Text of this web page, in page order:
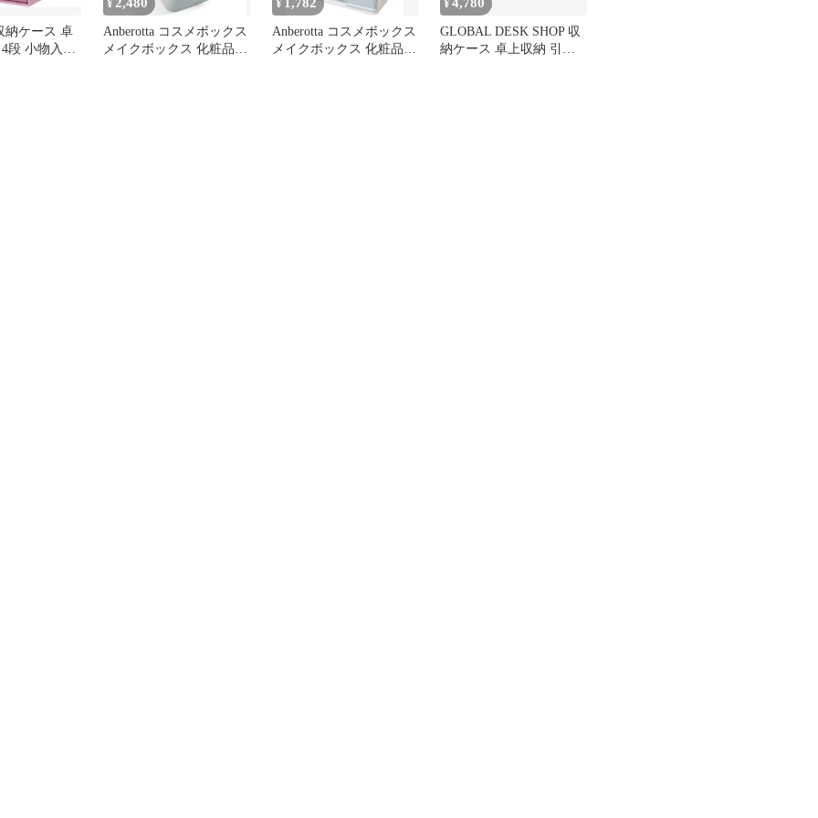
納ケース 卓
段 小物入れ
¥2,480
Anberotta コスメボックス
メイクボックス 化粧品収
¥ 1,782
Anberotta コスメボックス
メイクボックス 化粧品収
¥4,780
GLOBAL DESK SHOP 収
納ケース 卓上収納 引き